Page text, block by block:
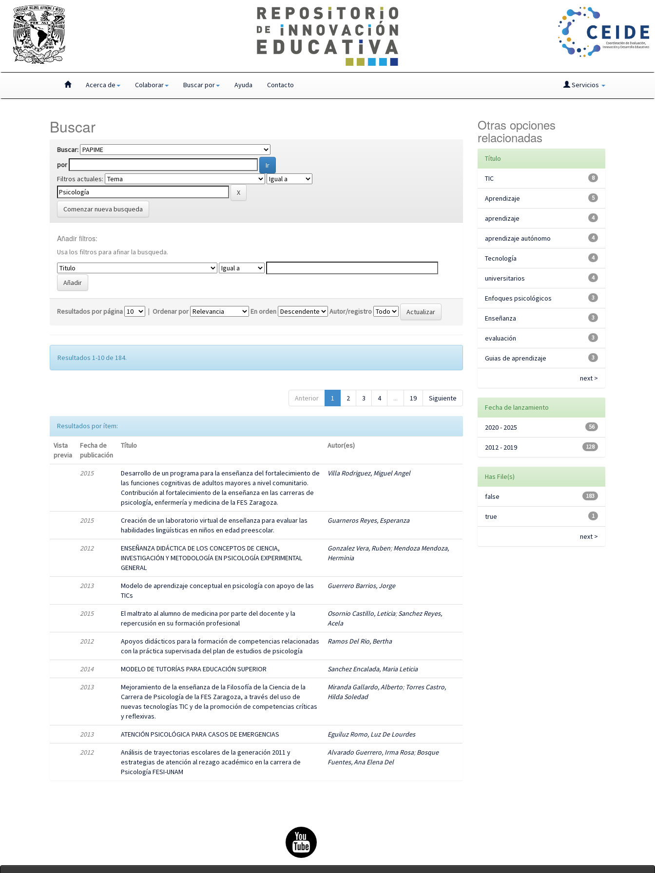
Acerca de Colaborar Buscar por Ayuda Contacto Servicios
Buscar
Buscar:
por
Filtros actuales:
Comenzar nueva busqueda
Añadir filtros:
Usa los filtros para afinar la busqueda.
Resultados por página | Ordenar por En orden Autor/registro
Resultados 1-10 de 184.
Anterior 1 2 3 4 ... 19 Siguiente
Resultados por ítem:
Vista
previa
Fecha de
publicación
Título Autor(es)
2015
Desarrollo de un programa para la enseñanza del fortalecimiento de
las funciones cognitivas de adultos mayores a nivel comunitario.
Contribución al fortalecimiento de la enseñanza en las carreras de
psicología, enfermería y medicina de la FES Zaragoza.
Villa Rodriguez, Miguel Angel
2015
Creación de un laboratorio virtual de enseñanza para evaluar las
habilidades lingüísticas en niños en edad preescolar.
Guarneros Reyes, Esperanza
2012
ENSEÑANZA DIDÁCTICA DE LOS CONCEPTOS DE CIENCIA,
INVESTIGACIÓN Y METODOLOGÍA EN PSICOLOGÍA EXPERIMENTAL
GENERAL
Gonzalez Vera, Ruben;Mendoza Mendoza,
Herminia
2013
Modelo de aprendizaje conceptual en psicología con apoyo de las
TICs
Guerrero Barrios, Jorge
2015
El maltrato al alumno de medicina por parte del docente y la
repercusión en su formación profesional
Osornio Castillo, Leticia;Sanchez Reyes,
Acela
2012
Apoyos didácticos para la formación de competencias relacionadas
con la práctica supervisada del plan de estudios de psicología
Ramos Del Rio, Bertha
2014 MODELO DE TUTORÍAS PARA EDUCACIÓN SUPERIOR Sanchez Encalada, Maria Leticia
2013
Mejoramiento de la enseñanza de la Filosofía de la Ciencia de la
Carrera de Psicología de la FES Zaragoza, a través del uso de
nuevas tecnologías TIC y de la promoción de competencias críticas
y reflexivas.
Miranda Gallardo, Alberto; Torres Castro,
Hilda Soledad
2013 ATENCIÓN PSICOLÓGICA PARA CASOS DE EMERGENCIAS Eguiluz Romo, Luz De Lourdes
2012
Análisis de trayectorias escolares de la generación 2011 y
estrategias de atención al rezago académico en la carrera de
Psicología FESI-UNAM
Alvarado Guerrero, Irma Rosa;Bosque
Fuentes, Ana Elena Del
Otras opciones
relacionadas
Título
8
TIC
5
Aprendizaje
4
aprendizaje
4
aprendizaje autónomo
4
Tecnología
4
universitarios
3
Enfoques psicológicos
3
Enseñanza
3
evaluación
3
Guias de aprendizaje
next >
Fecha de lanzamiento
56
2020 - 2025
128
2012 - 2019
Has File(s)
183
false
1
true
next >